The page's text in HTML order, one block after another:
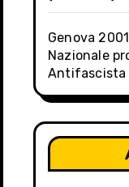
Genova
Nazionale
Antifascista